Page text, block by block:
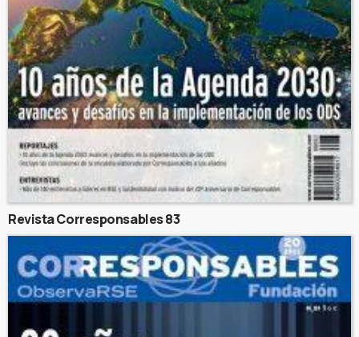
Revista Corresponsables 83